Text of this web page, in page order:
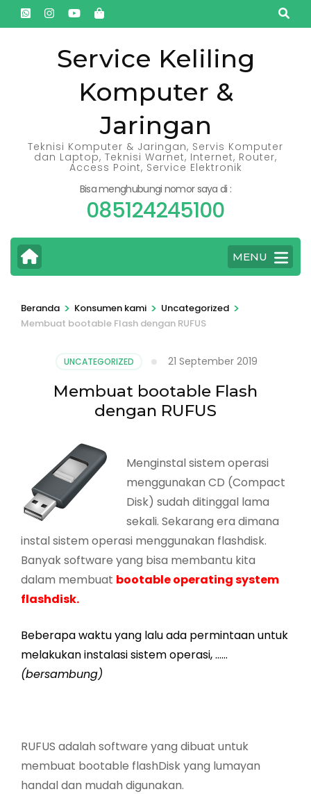
Lompat
ke
Service Keliling
Komputer &
Jaringan
Teknisi Komputer & Jaringan, Servis Komputer
dan Laptop, Teknisi Warnet, Internet, Router,
Access Point, Service Elektronik
Bisa menghubungi nomor saya di :
085124245100
MENU
Beranda > Konsumen kami > Uncategorized >
Membuat bootable Flash dengan RUFUS
UNCATEGORIZED 21 September 2019
Membuat bootable Flash
dengan RUFUS
Menginstal sistem operasi
menggunakan CD (Compact
Disk) sudah ditinggal lama
sekali. Sekarang era dimana
instal sistem operasi menggunakan flashdisk.
Banyak software yang bisa membantu kita
dalam membuat bootable operating system
flashdisk.
Beberapa waktu yang lalu ada permintaan untuk
melakukan instalasi sistem operasi, ……
(bersambung)
RUFUS adalah software yang dibuat untuk
membuat bootable flashDisk yang lumayan
handal dan mudah digunakan.